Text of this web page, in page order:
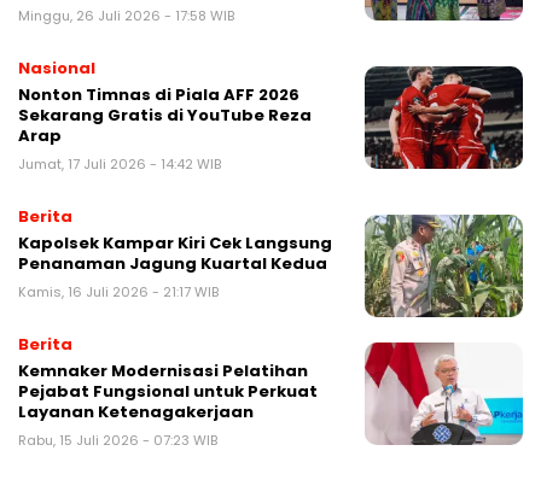
Minggu, 26 Juli 2026 - 17:58 WIB
Nasional
Nonton Timnas di Piala AFF 2026
Sekarang Gratis di YouTube Reza
Arap
Jumat, 17 Juli 2026 - 14:42 WIB
Berita
Kapolsek Kampar Kiri Cek Langsung
Penanaman Jagung Kuartal Kedua
Kamis, 16 Juli 2026 - 21:17 WIB
Berita
Kemnaker Modernisasi Pelatihan
Pejabat Fungsional untuk Perkuat
Layanan Ketenagakerjaan
Rabu, 15 Juli 2026 - 07:23 WIB